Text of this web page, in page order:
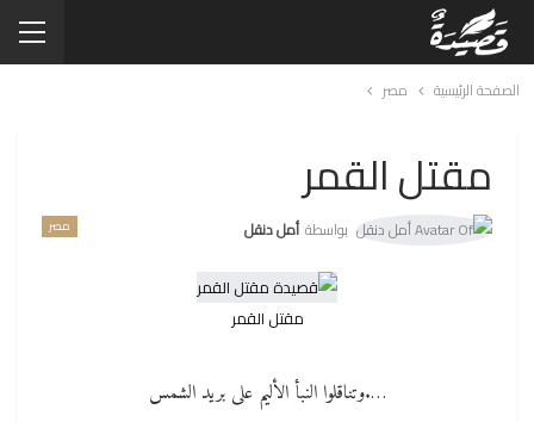
الصفحة الرئيسية مصر
مقتل القمر
مصر بواسطة أمل دنقل
مقتل القمر
….وتناقلوا النبأ الأليم على بريد الشمس